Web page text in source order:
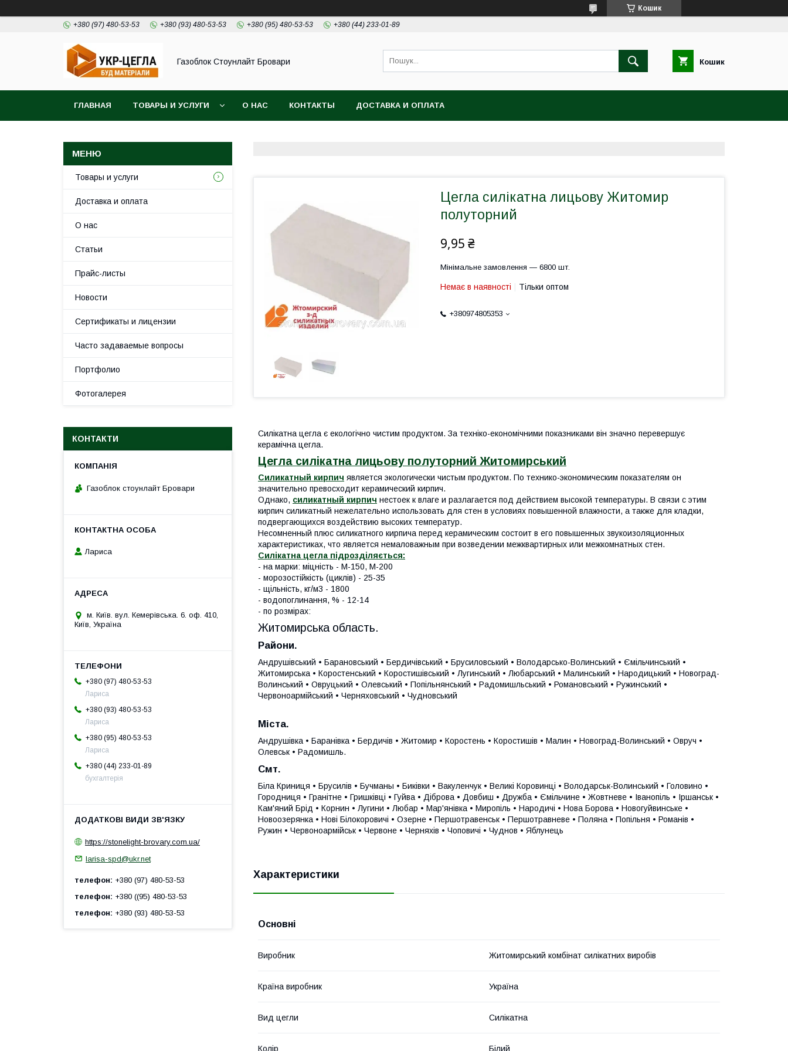
Кошик
+380 (97) 480-53-53 +380 (93) 480-53-53 +380 (95) 480-53-53 +380 (44) 233-01-89
Газоблок Стоунлайт Бровари Кошик
ГЛАВНАЯ ТОВАРЫ И УСЛУГИ О НАС КОНТАКТЫ ДОСТАВКА И ОПЛАТА
Цегла силікатна лицьову Житомир
полуторний
9,95 ₴
Мінімальне замовлення — 6800 шт.
Немає в наявності Тільки оптом
+380974805353
Силікатна цегла є екологічно чистим продуктом. За техніко-економічними показниками він значно перевершує
керамічна цегла.
Цегла силікатна лицьову полуторний Житомирський
Силикатный кирпич является экологически чистым продуктом. По технико-экономическим показателям он
значительно превосходит керамический кирпич.
Однако, силикатный кирпич нестоек к влаге и разлагается под действием высокой температуры. В связи с этим
кирпич силикатный нежелательно использовать для стен в условиях повышенной влажности, а также для кладки,
подвергающихся воздействию высоких температур.
Несомненный плюс силикатного кирпича перед керамическим состоит в его повышенных звукоизоляционных
характеристиках, что является немаловажным при возведении межквартирных или межкомнатных стен.
Силікатна цегла підрозділяється:
- на марки: міцність - М-150, М-200
- морозостійкість (циклів) - 25-35
- щільність, кг/м3 - 1800
- водопоглинання, % - 12-14
- по розмірах:
Житомирська область.
Райони.
Андрушівський • Барановський • Бердичівський • Брусиловський • Володарсько-Волинський • Ємільчинський •
Житомирська • Коростенський • Коростишівський • Лугинський • Любарський • Малинський • Народицький • Новоград-
Волинський • Овруцький • Олевський • Попільнянський • Радомишльський • Романовський • Ружинський •
Червоноармійський • Черняховський • Чудновський
Міста.
Андрушівка • Баранівка • Бердичів • Житомир • Коростень • Коростишів • Малин • Новоград-Волинський • Овруч •
Олевськ • Радомишль.
Смт.
Біла Криниця • Брусилів • Бучманы • Биківки • Вакуленчук • Великі Коровинці • Володарськ-Волинський • Головино •
Городниця • Гранітне • Гришківці • Гуйва • Діброва • Довбиш • Дружба • Ємільчине • Жовтневе • Іванопіль • Іршанськ •
Кам'яний Брід • Корнин • Лугини • Любар • Мар'янівка • Миропіль • Народичі • Нова Борова • Новогуйвинське •
Новоозерянка • Нові Білокоровичі • Озерне • Першотравенськ • Першотравневе • Поляна • Попільня • Романів •
Ружин • Червоноармійськ • Червоне • Черняхів • Чоповичі • Чуднов • Яблунець
Характеристики
Основні
Виробник Житомирський комбінат силікатних виробів
Країна виробник Україна
Вид цегли Силікатна
Колір Білий
Товары и услуги
Доставка и оплата
О нас
Статьи
Прайс-листы
Новости
Сертификаты и лицензии
Часто задаваемые вопросы
Портфолио
Фотогалерея
КОНТАКТИ
Газоблок стоунлайт Бровари
Лариса
м. Київ. вул. Кемерівська. 6. оф. 410,
Київ, Україна
+380 (97) 480-53-53
Лариса
+380 (93) 480-53-53
Лариса
+380 (95) 480-53-53
Лариса
+380 (44) 233-01-89
бухгалтерія
https://stonelight-brovary.com.ua/
larisa-spd@ukr.net
телефон
+380 (97) 480-53-53
телефон
+380 ((95) 480-53-53
телефон
+380 (93) 480-53-53